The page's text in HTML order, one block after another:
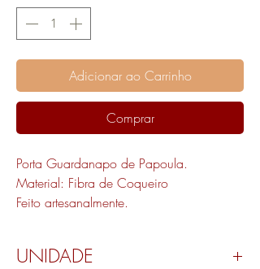
Adicionar ao Carrinho
Comprar
Porta Guardanapo de Papoula.
Material: Fibra de Coqueiro
Feito artesanalmente.
UNIDADE